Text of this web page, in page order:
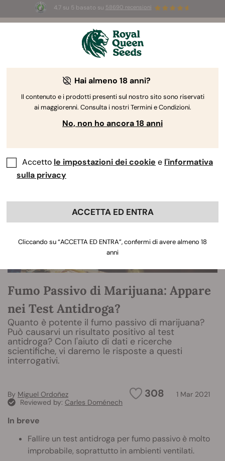
4.7 su 5 basato su 58690 recensioni
Summer Sales:Fino al 50% di sconto
su prodotti selezionati! ⏤
The RQS Blog
Fumo Passivo di Marijuana: Appare
nei Test Antidroga?
Quanto è potente il fumo passivo di marijuana?
Può causarvi un risultato positivo al test
antidroga? Con l'aiuto di dati e ricerche
scientifiche, vi daremo le risposte a questi
interrogativi.
308 1 Mar 2021
By Miguel Ordoñez
Reviewed by: Carles Doménech
In breve
Fallire un test antidroga per fumo passivo è molto
improbabile, soprattutto in ambienti ventilati.
Hai almeno 18 anni?
Il contenuto e i prodotti presenti sul nostro sito sono riservati
ai maggiorenni. Consulta i nostri Termini e Condizioni.
No, non ho ancora 18 anni
Accetto le impostazioni dei cookie e l'informativa
sulla privacy
ACCETTA ED ENTRA
Cliccando su “ACCETTA ED ENTRA”, confermi di avere almeno 18
anni